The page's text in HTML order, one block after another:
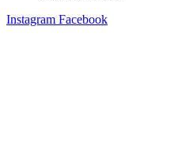
Instagram Facebook